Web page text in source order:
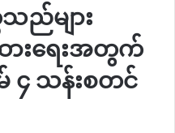
သည်များ
ားရေးအတွက်
သန်းစတင်